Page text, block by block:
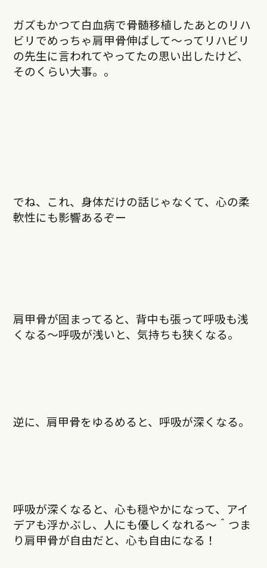
ガズもかつて白血病で骨髄移植したあとのリハ
ビリでめっちゃ肩甲骨伸ばして〜ってリハビリ
の先生に言われてやってたの思い出したけど、
そのくらい大事。。
でね、これ、身体だけの話じゃなくて、心の柔
軟性にも影響あるぞー
肩甲骨が固まってると、背中も張って呼吸も浅
くなる〜呼吸が浅いと、気持ちも狭くなる。
逆に、肩甲骨をゆるめると、呼吸が深くなる。
呼吸が深くなると、心も穏やかになって、アイ
デアも浮かぶし、人にも優しくなれる〜＾つま
り肩甲骨が自由だと、心も自由になる！